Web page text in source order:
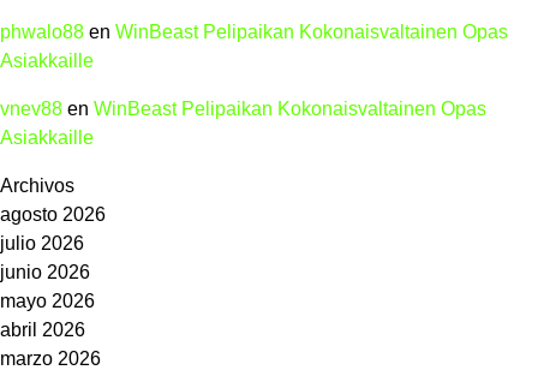
phwalo88 en WinBeast Pelipaikan Kokonaisvaltainen Opas
Asiakkaille
vnev88 en WinBeast Pelipaikan Kokonaisvaltainen Opas
Asiakkaille
Archivos
agosto 2026
julio 2026
junio 2026
mayo 2026
abril 2026
marzo 2026